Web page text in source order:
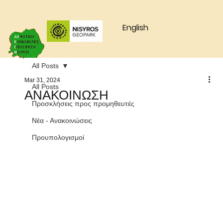
English
All Posts
Προσκλήσεις προς προμηθευτές
Νέα - Ανακοινώσεις
Προυπολογισμοί
All Posts
ΑΝΑΚΟΙΝΩΣΗ
Mar 31, 2024